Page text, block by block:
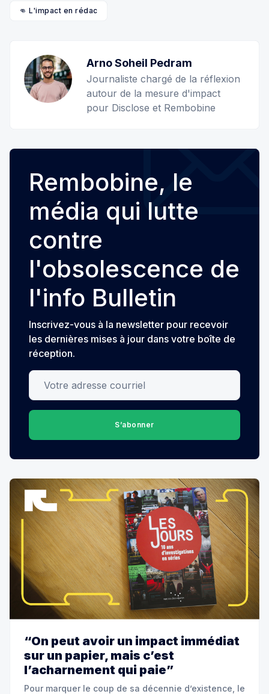
👊 L'impact en rédac
Arno Soheil Pedram
Journaliste chargé de la réflexion
autour de la mesure d'impact
pour Disclose et Rembobine
Rembobine, le
média qui lutte
contre
l'obsolescence de
l'info Bulletin
Inscrivez-vous à la newsletter pour recevoir
les dernières mises à jour dans votre boîte de
réception.
Votre adresse courriel
S’abonner
“On peut avoir un impact immédiat
sur un papier, mais c’est
l’acharnement qui paie”
Pour marquer le coup de sa décennie d’existence, le